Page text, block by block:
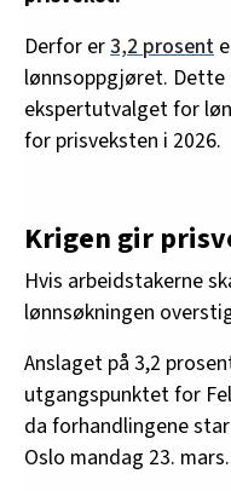
Derfor er3,2 prosent
lønnsoppgjøret. Dette
ekspertutvalget for
for prisveksten i 2026.
Krigen gir
Hvis arbeidstakerne
lønnsøkningen
Anslaget på 3,2
utgangspunktet for
da forhandlingene
Oslo mandag 23. mars.